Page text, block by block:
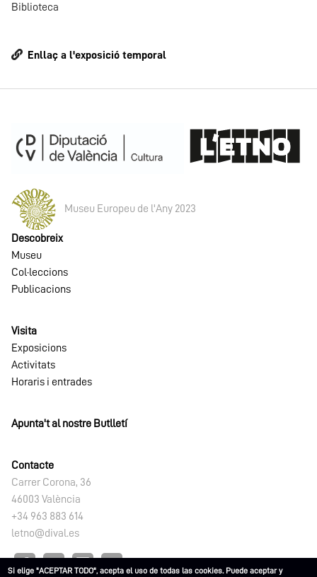
Biblioteca
Enllaç a l'exposició temporal
Museu Europeu de l'Any 2023
Descobreix
Museu
Col·leccions
Publicacions
Visita
Exposicions
Activitats
Horaris i entrades
Apunta't al nostre Butlletí
Contacte
Carrer Corona, 36
46003 València
+34 963 883 614
letno@dival.es
Si elige "ACEPTAR TODO", acepta el uso de todas las cookies. Puede aceptar y